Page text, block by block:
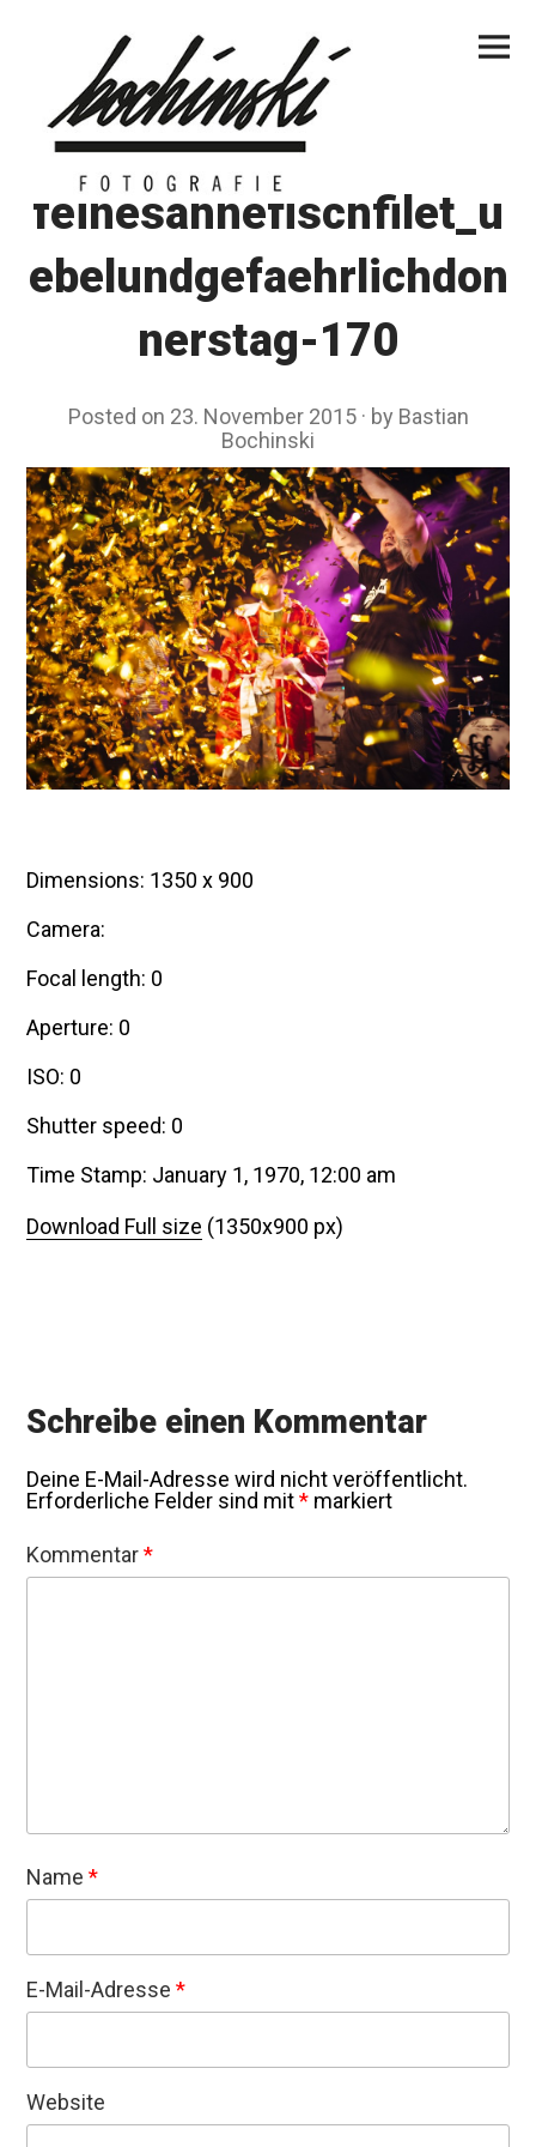
Menu
feinesahnefischfilet_u
ebelundgefaehrlichdon
nerstag-170
Posted on 23. November 2015 by Bastian
Bochinski
Dimensions: 1350 x 900
Camera:
Focal length: 0
Aperture: 0
ISO: 0
Shutter speed: 0
Time Stamp: January 1, 1970, 12:00 am
Download Full size (1350x900 px)
Schreibe einen Kommentar
Deine E-Mail-Adresse wird nicht veröffentlicht.
Erforderliche Felder sind mit* markiert
Kommentar*
Name*
E-Mail-Adresse*
Website